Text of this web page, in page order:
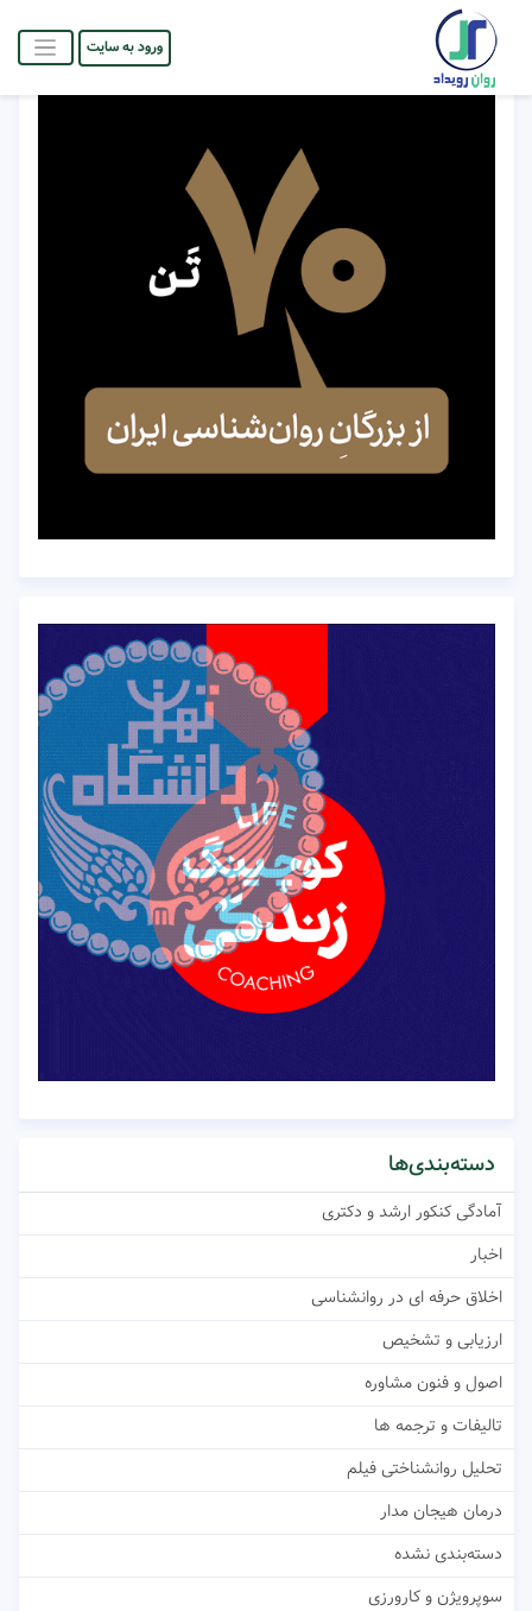
ورود به سایت
دسته‌بندی‌ها
آمادگی کنکور ارشد و دکتری
اخبار
اخلاق حرفه ای در روانشناسی
ارزیابی و تشخیص
اصول و فنون مشاوره
تالیفات و ترجمه ها
تحلیل روانشناختی فیلم
درمان هیجان مدار
دسته‌بندی نشده
سوپرویژن و کارورزی